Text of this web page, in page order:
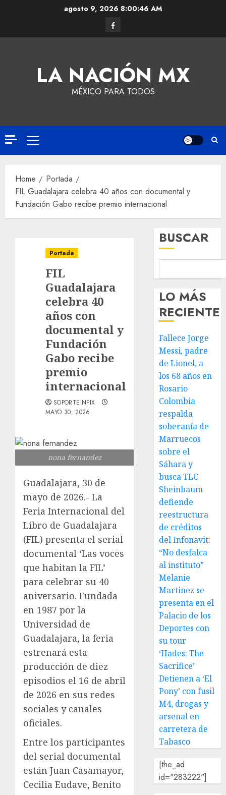
agosto 9, 2026 8:00:47 AM
LA NACIÓN MX
MÉXICO PARA TODOS
Home
Portada
FIL Guadalajara celebra 40 años con documental y
Fundación Gabo recibe premio internacional
Portada
FIL
Guadalajara
celebra 40
años con
documental y
Fundación
Gabo recibe
premio
internacional
SOPORTEINFIX
MAYO 30, 2026
nona fernandez
Guadalajara, 30 de
mayo de 2026.- La
Feria Internacional del
Libro de Guadalajara
(FIL) presenta el serial
documental ‘Las voces
que habitan la FIL’
para celebrar su 40
aniversario. Fundada
en 1987 por la
Universidad de
Guadalajara, la feria
estrenará esta
producción de diez
episodios el 16 de abril
de 2026 en sus redes
sociales y canales
oficiales.
Entre los participantes
del serial documental
están Juan Casamayor,
Cecilia Eudave, Benito
BUSCAR
LO MÁS
RECIENTE
Fallece Jorge
Messi, padre
de Lionel, a
los 68 años en
Rosario
Colombia
respalda
soberanía de
Marruecos
sobre el
Sáhara y
busca TLC
Sheinbaum
defiende
reestructura
de créditos
del Infonavit:
“No desfalca
al instituto”
Melanie
Martinez se
presenta en el
Palacio de los
Deportes con
su tour
‘Hades: The
Sacrifice’
Detienen a ‘El
Pony’ con fusil
M4, drogas y
arsenal en
carretera de
Tabasco
[the_ad
id="283222"]